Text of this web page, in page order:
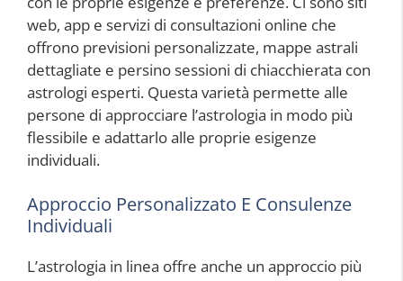
web, app e servizi di consultazioni online che
offrono previsioni personalizzate, mappe astrali
dettagliate e persino sessioni di chiacchierata con
astrologi esperti. Questa varietà permette alle
persone di approcciare l’astrologia in modo più
flessibile e adattarlo alle proprie esigenze
individuali.
Approccio Personalizzato E Consulenze
Individuali
L’astrologia in linea offre anche un approccio più